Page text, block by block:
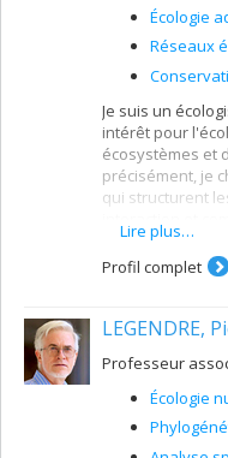
Écologie
Réseaux
Je suis un
intérêt pour
écosystèmes et
précisément, je
qui structurent
retour, le
m'intéresse à la
l'écologie des
et les sciences
développant un
tests
Lire plus…
Profil complet
LEGENDRE,
Professeur
Écologie